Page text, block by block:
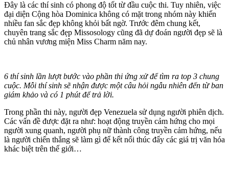
Đây là các thí sinh có phong độ tốt từ đầu cuộc thi. Tuy nhiên, việc
đại diện Cộng hòa Dominica không có mặt trong nhóm này khiến
nhiều fan sắc đẹp không khỏi bất ngờ. Trước đêm chung kết,
chuyên trang sắc đẹp Missosology cũng đã dự đoán người đẹp sẽ là
chủ nhân vương miện Miss Charm năm nay.
6 thí sinh lần lượt bước vào phần thi ứng xử để tìm ra top 3 chung
cuộc. Mỗi thí sinh sẽ nhận được một câu hỏi ngẫu nhiên đến từ ban
giám khảo và có 1 phút để trả lời.
Trong phần thi này, người đẹp Venezuela sử dụng người phiên dịch.
Các vấn đề được đặt ra như: hoạt động truyền cảm hứng cho mọi
người xung quanh, người phụ nữ thành công truyền cảm hứng, nếu
là người chiến thắng sẽ làm gì để kết nối thúc đẩy các giá trị văn hóa
khác biệt trên thế giới…